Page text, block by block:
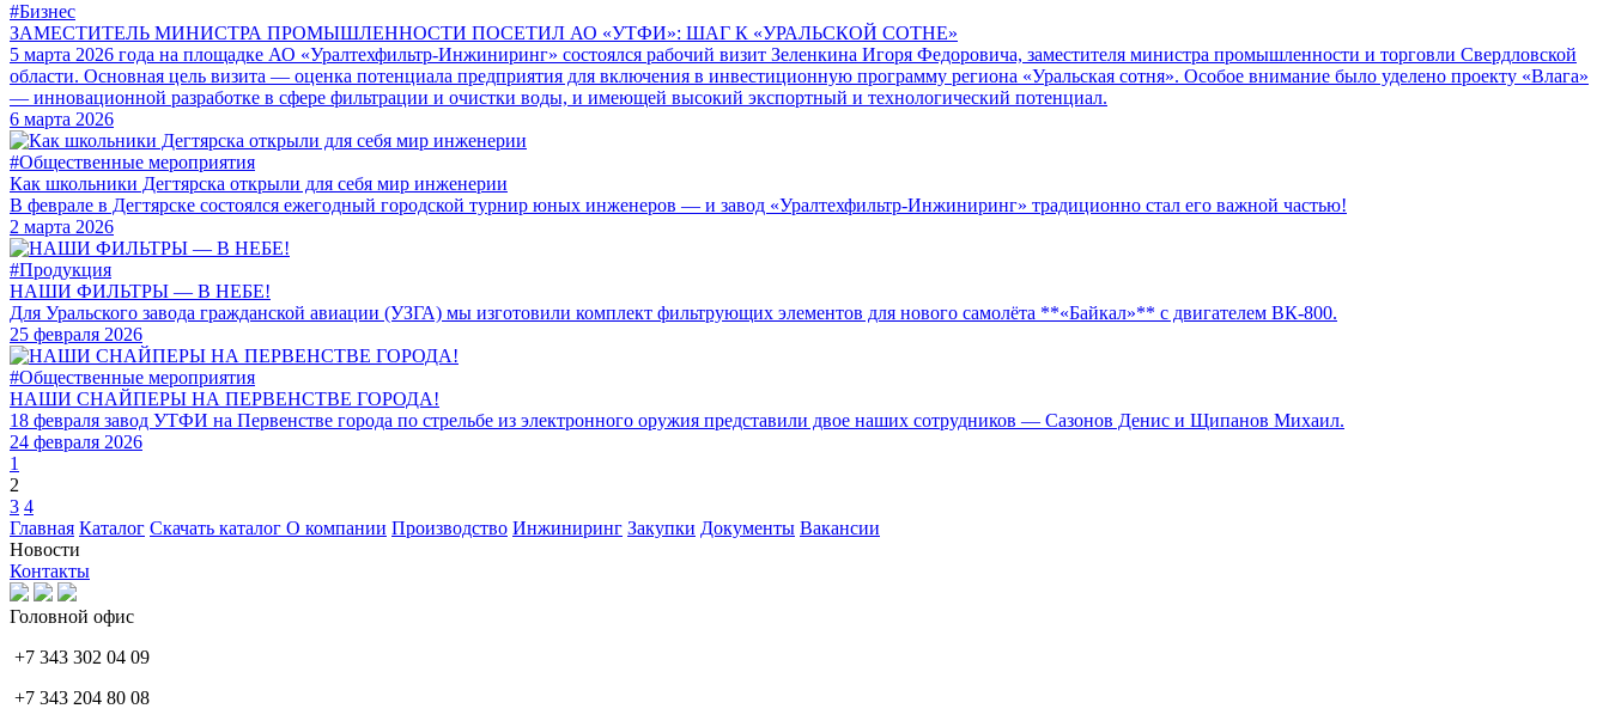
#Бизнес
ЗАМЕСТИТЕЛЬ МИНИСТРА ПРОМЫШЛЕННОСТИ ПОСЕТИЛ АО «УТФИ»: ШАГ К «УРАЛЬСКОЙ СОТНЕ»
5 марта 2026 года на площадке АО «Уралтехфильтр-Инжиниринг» состоялся рабочий визит Зеленкина Игоря Федоровича, заместителя министра промышленности и торговли Свердловской
области. Основная цель визита — оценка потенциала предприятия для включения в инвестиционную программу региона «Уральская сотня». Особое внимание было уделено проекту «Влага»
— инновационной разработке в сфере фильтрации и очистки воды, и имеющей высокий экспортный и технологический потенциал.
6 марта 2026
#Общественные мероприятия
Как школьники Дегтярска открыли для себя мир инженерии
В феврале в Дегтярске состоялся ежегодный городской турнир юных инженеров — и завод «Уралтехфильтр-Инжиниринг» традиционно стал его важной частью!
2 марта 2026
#Продукция
НАШИ ФИЛЬТРЫ — В НЕБЕ!
Для Уральского завода гражданской авиации (УЗГА) мы изготовили комплект фильтрующих элементов для нового самолёта **«Байкал»** с двигателем ВК-800.
25 февраля 2026
#Общественные мероприятия
НАШИ СНАЙПЕРЫ НА ПЕРВЕНСТВЕ ГОРОДА!
18 февраля завод УТФИ на Первенстве города по стрельбе из электронного оружия представили двое наших сотрудников — Сазонов Денис и Щипанов Михаил.
24 февраля 2026
1
2
3 4
Главная Каталог Скачать каталог О компании Производство Инжиниринг Закупки Документы Вакансии
Новости
Контакты
Головной офис
+7 343 302 04 09
+7 343 204 80 08